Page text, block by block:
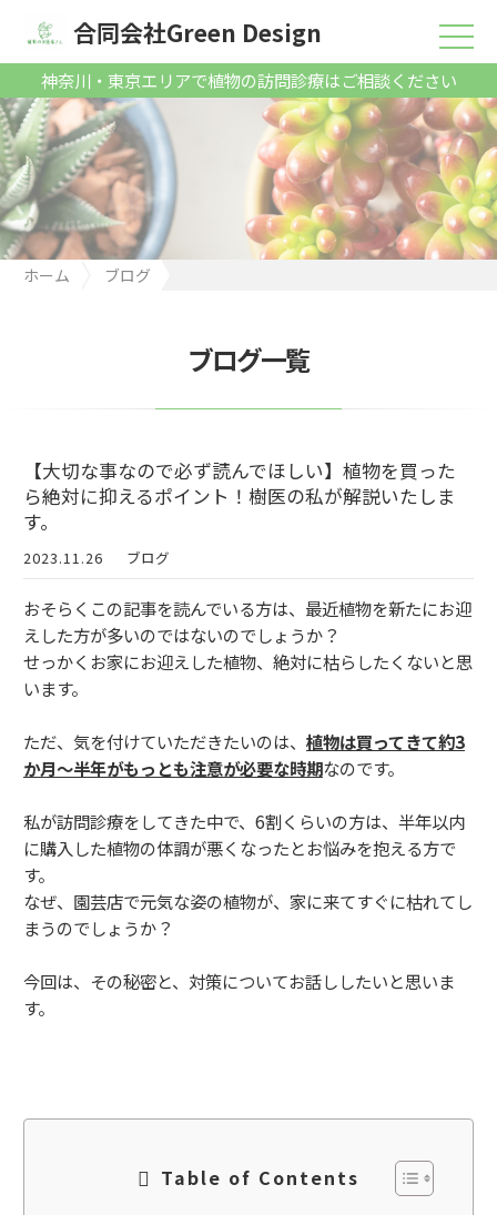
神奈川・東京エリアで植物の訪問診療はご相談ください
合同会社Green Design
ホーム
ブログ
ブログ一覧
【大切な事なので必ず読んでほしい】植物を買った
ら絶対に抑えるポイント！樹医の私が解説いたしま
す。
2023.11.26 ブログ
おそらくこの記事を読んでいる方は、最近植物を新たにお迎
えした方が多いのではないのでしょうか？
せっかくお家にお迎えした植物、絶対に枯らしたくないと思
います。
ただ、気を付けていただきたいのは、 植物は買ってきて約3
か月～半年がもっとも注意が必要な時期なのです。
私が訪問診療をしてきた中で、6割くらいの方は、半年以内
に購入した植物の体調が悪くなったとお悩みを抱える方で
す。
なぜ、園芸店で元気な姿の植物が、家に来てすぐに枯れてし
まうのでしょうか？
今回は、その秘密と、対策についてお話ししたいと思いま
す。
Table of Contents